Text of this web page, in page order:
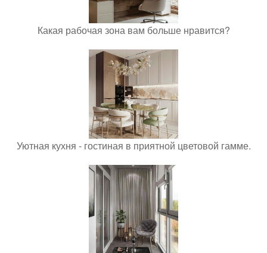
Какая рабочая зона вам больше нравится?
Уютная кухня - гостиная в приятной цветовой гамме.